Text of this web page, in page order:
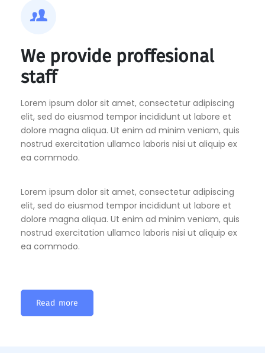
We provide proffesional
staff
Lorem ipsum dolor sit amet, consectetur adipiscing
elit, sed do eiusmod tempor incididunt ut labore et
dolore magna aliqua. Ut enim ad minim veniam, quis
nostrud exercitation ullamco laboris nisi ut aliquip ex
ea commodo.
Lorem ipsum dolor sit amet, consectetur adipiscing
elit, sed do eiusmod tempor incididunt ut labore et
dolore magna aliqua. Ut enim ad minim veniam, quis
nostrud exercitation ullamco laboris nisi ut aliquip ex
ea commodo.
Read more